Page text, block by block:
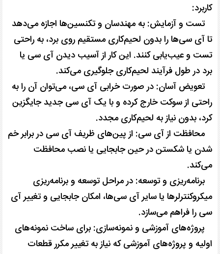
کاربرد:
تست و آزمایش: به مهندسان و تکنسین‌ها اجازه می‌دهد
تا آی سی‌ها را بدون لحیم‌کاری مستقیم روی برد، به راحتی
تست و عیب‌یابی کنند. این کار از آسیب دیدن آی سی یا
برد در طول فرآیند لحیم‌کاری جلوگیری می‌کند.
تعویض آسان: در صورت خرابی آی سی، می‌توان آن را به
راحتی از سوکت خارج کرده و با یک آی سی جدید جایگزین
کرد، بدون نیاز به لحیم‌کاری مجدد.
محافظت از آی سی: از پین‌های ظریف آی سی در برابر خم
شدن یا شکستن در حین جابجایی یا نصب محافظت
می‌کند.
برنامه‌ریزی و توسعه: در مراحل توسعه و برنامه‌ریزی
میکروکنترلرها یا سایر آی سی‌ها، امکان جابجایی و تغییر آی
سی را فراهم می‌سازد.
پروژه‌های آموزشی و نمونه‌سازی: برای ساخت نمونه‌های
اولیه و پروژه‌های آموزشی که نیاز به تغییر مکرر قطعات